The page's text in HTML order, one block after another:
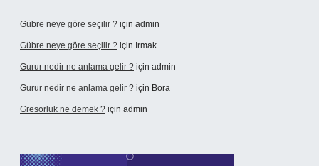
Gübre neye göre seçilir ? için admin
Gübre neye göre seçilir ? için Irmak
Gurur nedir ne anlama gelir ? için admin
Gurur nedir ne anlama gelir ? için Bora
Gresorluk ne demek ? için admin